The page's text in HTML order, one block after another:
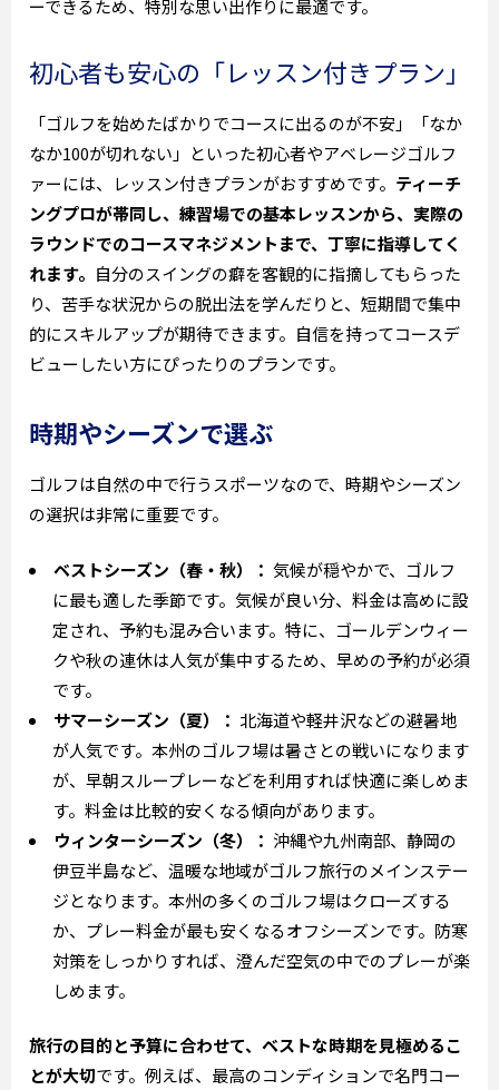
ーできるため、特別な思い出作りに最適です。
初心者も安心の「レッスン付きプラン」
「ゴルフを始めたばかりでコースに出るのが不安」「なか
なか100が切れない」といった初心者やアベレージゴルフ
ァーには、レッスン付きプランがおすすめです。 ティーチ
ングプロが帯同し、練習場での基本レッスンから、実際の
ラウンドでのコースマネジメントまで、丁寧に指導してく
れます。 自分のスイングの癖を客観的に指摘してもらった
り、苦手な状況からの脱出法を学んだりと、短期間で集中
的にスキルアップが期待できます。自信を持ってコースデ
ビューしたい方にぴったりのプランです。
時期やシーズンで選ぶ
ゴルフは自然の中で行うスポーツなので、時期やシーズン
の選択は非常に重要です。
ベストシーズン（春・秋）： 気候が穏やかで、ゴルフ
に最も適した季節です。気候が良い分、料金は高めに設
定され、予約も混み合います。特に、ゴールデンウィー
クや秋の連休は人気が集中するため、早めの予約が必須
です。
サマーシーズン（夏）： 北海道や軽井沢などの避暑地
が人気です。本州のゴルフ場は暑さとの戦いになります
が、早朝スループレーなどを利用すれば快適に楽しめま
す。料金は比較的安くなる傾向があります。
ウィンターシーズン（冬）： 沖縄や九州南部、静岡の
伊豆半島など、温暖な地域がゴルフ旅行のメインステー
ジとなります。本州の多くのゴルフ場はクローズする
か、プレー料金が最も安くなるオフシーズンです。防寒
対策をしっかりすれば、澄んだ空気の中でのプレーが楽
しめます。
旅行の目的と予算に合わせて、ベストな時期を見極めるこ
とが大切です。例えば、最高のコンディションで名門コー